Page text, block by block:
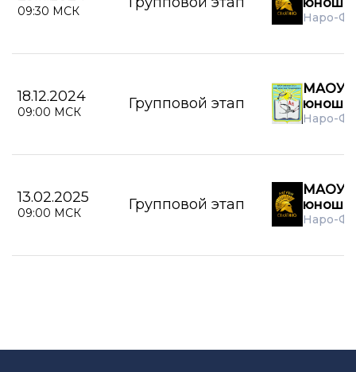
09:30 МСК Наро-
18.12.2024
09:00 МСК Групповой этап
МАОУ
юноши
Наро-
13.02.2025
09:00 МСК Групповой этап
МАОУ
юноши
Наро-